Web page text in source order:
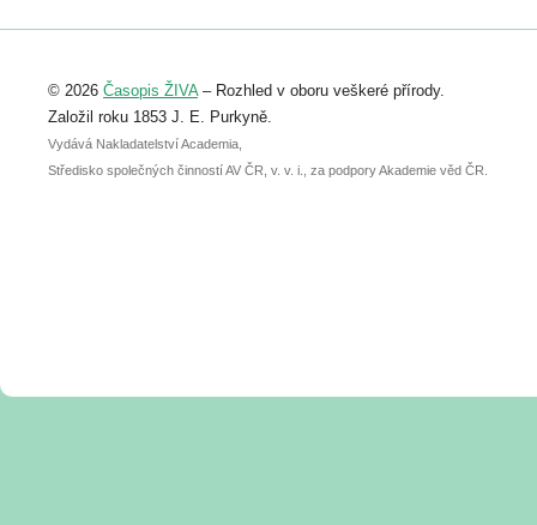
Registrovat se můžete do 6. září.
abstraktu přihlášené přednášky nebo
posteru je už 30. června.
© 2026 Časopis ŽIVA– Rozhled v oboru veškeré přírody.
Založil roku 1853 J. E. Purkyně.
Vydává Nakladatelství Academia,
Středisko společných činností AV ČR, v. v. i., za podpory Akademie věd ČR.